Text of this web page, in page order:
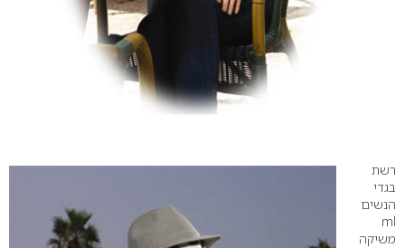
רשת
בגדי
הנשים
ml
משיקה